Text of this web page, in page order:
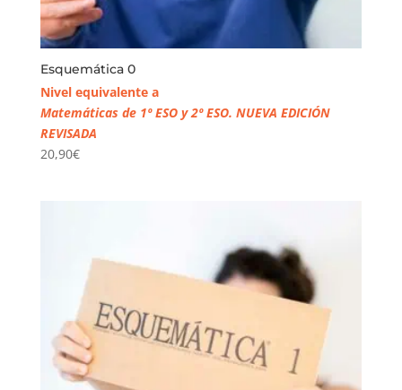
Esquemática 0
Nivel equivalente a
Matemáticas de 1º ESO y 2º ESO. NUEVA EDICIÓN
REVISADA
20,90€